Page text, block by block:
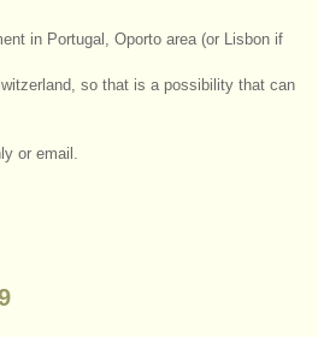
musik
in Portugal, Oporto area (or Lisbon if
so that is a possibility that can
or email.